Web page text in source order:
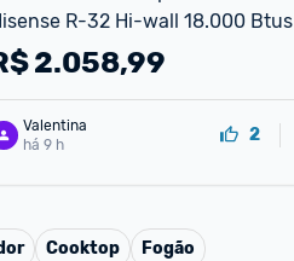
R-32 Hi-wall 18.000 Btus
E Frio Wi-fi 220v
2.058,99
Valentina
há 9 h
2
Cooktop Fogão